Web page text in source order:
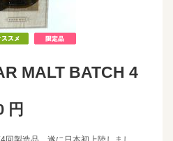
MALT BATCH 4
円